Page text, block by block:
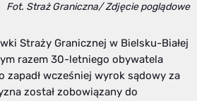
Fot. Straż Graniczna/ Zdjęcie poglądowe
Straży Granicznej w Bielsku-Białej
razem 30-letniego obywatela
zapadł wcześniej wyrok sądowy za
został zobowiązany do